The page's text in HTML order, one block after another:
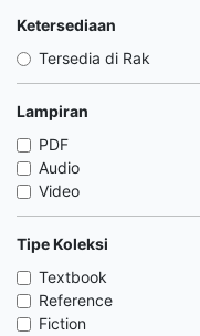
Ketersediaan
Tersedia di Rak
Lampiran
PDF
Audio
Video
Tipe Koleksi
Textbook
Reference
Fiction